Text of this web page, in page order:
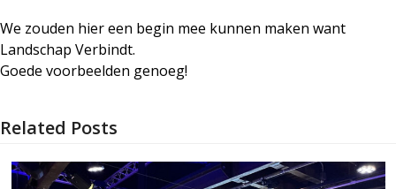
We zouden hier een begin mee kunnen maken want
Landschap Verbindt.
Goede voorbeelden genoeg!
Related Posts